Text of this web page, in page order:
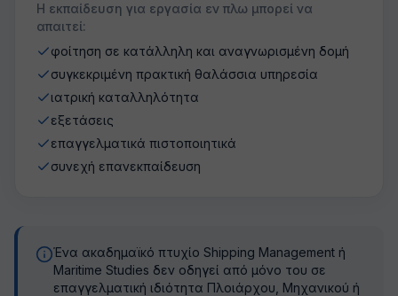
Η εκπαίδευση για εργασία εν πλω μπορεί να
απαιτεί:
φοίτηση σε κατάλληλη και αναγνωρισμένη δομή
συγκεκριμένη πρακτική θαλάσσια υπηρεσία
ιατρική καταλληλότητα
εξετάσεις
επαγγελματικά πιστοποιητικά
συνεχή επανεκπαίδευση
Ένα ακαδημαϊκό πτυχίο Shipping Management ή
Maritime Studies δεν οδηγεί από μόνο του σε
επαγγελματική ιδιότητα Πλοιάρχου, Μηχανικού ή